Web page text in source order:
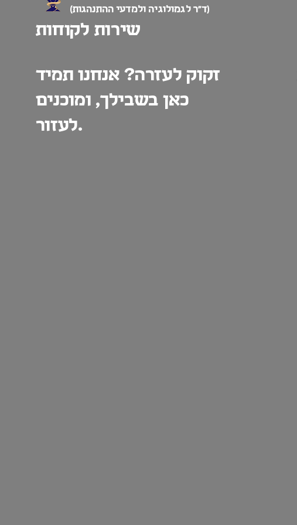
(ד”ר לגמולוגיה ולמדעי ההתנהגות)
שירות לקוחות
זקוק לעזרה? אנחנו תמיד
כאן בשבילך, ומוכנים
לעזור.